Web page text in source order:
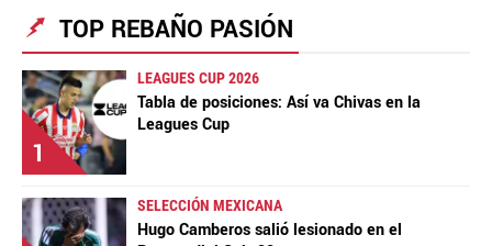
TOP REBAÑO PASIÓN
1
LEAGUES CUP 2026
Tabla de posiciones: Así va Chivas en la
Leagues Cup
SELECCIÓN MEXICANA
Hugo Camberos salió lesionado en el